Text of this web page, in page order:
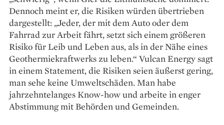
Dennoch meint er, die Risiken würden übertrieben
dargestellt: „Jeder, der mit dem Auto oder dem
Fahrrad zur Arbeit fährt, setzt sich einem größeren
Risiko für Leib und Leben aus, als in der Nähe eines
Geothermiekraftwerks zu leben.“ Vulcan Energy sagt
in einem Statement, die Risiken seien äußerst gering,
man sehe keine Umweltschäden. Man habe
jahrzehntelanges Know-how und arbeite in enger
Abstimmung mit Behörden und Gemeinden.